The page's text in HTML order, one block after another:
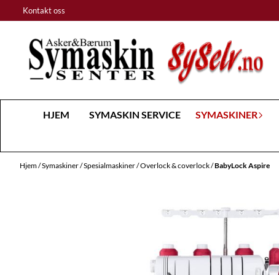
Hopp til innhold
Kontakt oss
HJEM SYMASKIN SERVICE SYMASKINER
Hjem/Symaskiner/Spesialmaskiner/Overlock & coverlock/BabyLock Aspire